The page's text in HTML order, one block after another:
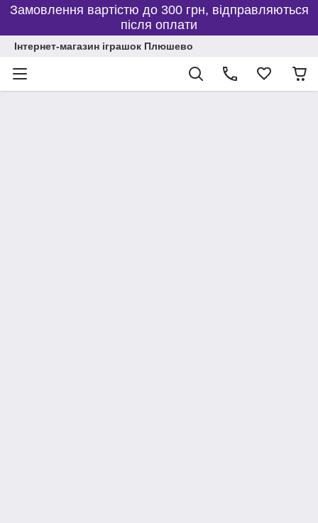
Замовлення вартістю до 300 грн, відправляються
після оплати
Інтернет-магазин іграшок Плюшево